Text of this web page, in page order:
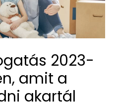
2023-
amit a
akartál